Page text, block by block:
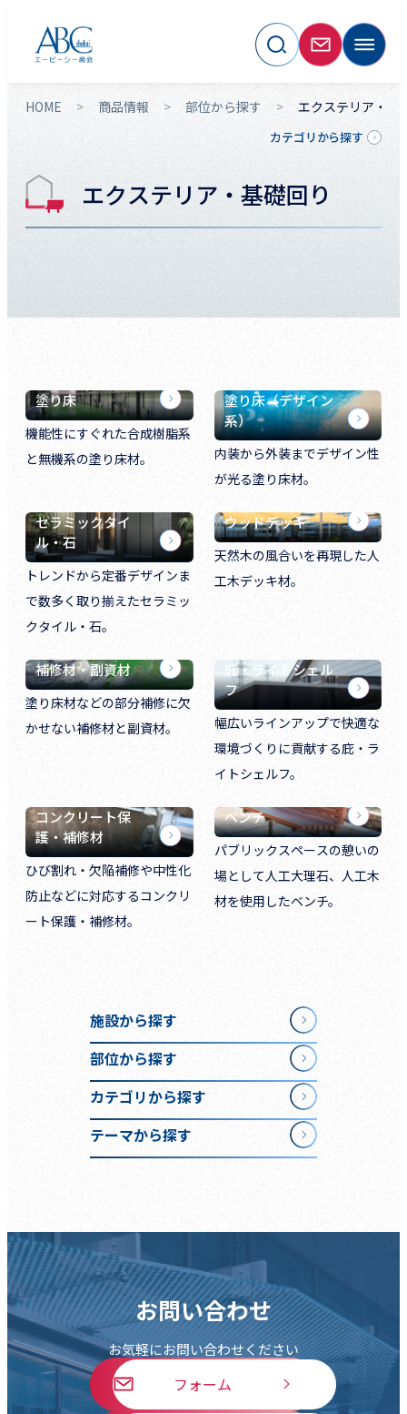
HOME 商品情報 部位から探す エクステリア・基
カテゴリから探す
エクステリア・基礎回り
塗り床
機能性にすぐれた合成樹脂系
と無機系の塗り床材。
塗り床（デザイン
系）
内装から外装までデザイン性
が光る塗り床材。
セラミックタイ
ル・石
トレンドから定番デザインま
で数多く取り揃えたセラミッ
クタイル・石。
ウッドデッキ
天然木の風合いを再現した人
工木デッキ材。
補修材・副資材
塗り床材などの部分補修に欠
かせない補修材と副資材。
庇・ライトシェル
フ
幅広いラインアップで快適な
環境づくりに貢献する庇・ラ
イトシェルフ。
コンクリート保
護・補修材
ひび割れ・欠陥補修や中性化
防止などに対応するコンクリ
ート保護・補修材。
ベンチ
パブリックスペースの憩いの
場として人工大理石、人工木
材を使用したベンチ。
施設から探す
部位から探す
カテゴリから探す
テーマから探す
お問い合わせ
お気軽にお問い合わせください
フォーム